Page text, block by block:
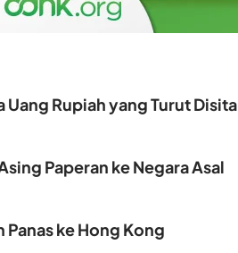
Rupiah yang Turut Disita
Paperan ke Negara Asal
ke Hong Kong